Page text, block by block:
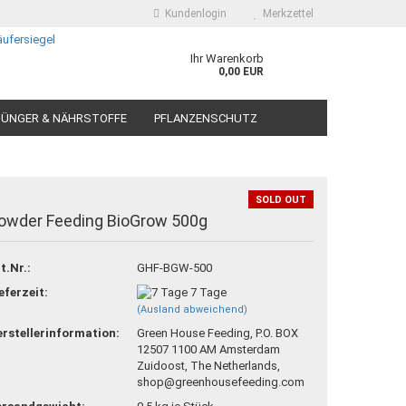
Kundenlogin
erstellen
vergessen?
Merkzettel
Ihr Warenkorb
0,00 EUR
& NÄHRSTOFFE PFLANZENSCHUTZ
SOLD OUT
Feeding BioGrow 500g
GHF-BGW-500
7 Tage
(Ausland abweichend)
Green House Feeding, P.O. BOX
12507 1100 AM Amsterdam
Zuidoost, The Netherlands,
shop@greenhousefeeding.com